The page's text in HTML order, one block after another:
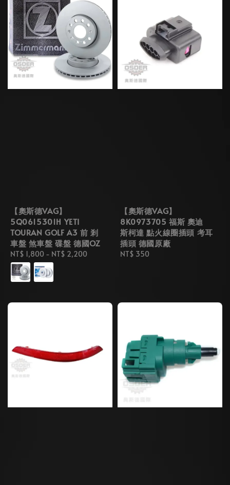
【奧斯德VAG】
5Q0615301H YETI
TOURAN GOLF A3 前 剎
車盤 煞車盤 碟盤 德國OZ
Regular
price
NT$ 1,800 - NT$ 2,200
【奧斯德VAG】
8K0973705 福斯 奧迪
斯柯達 點火線圈插頭 考耳
插頭 德國原廠
Regular
NT$ 350